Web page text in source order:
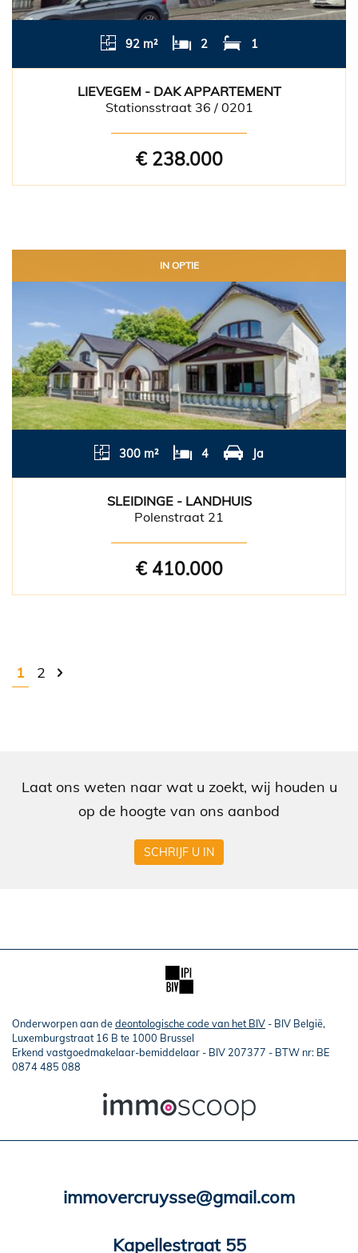
92 m² 2 1
LIEVEGEM - DAK APPARTEMENT
Stationsstraat 36 / 0201
€ 238.000
IN OPTIE
300 m² 4 Ja
SLEIDINGE - LANDHUIS
Polenstraat 21
€ 410.000
1 2
Laat ons weten naar wat u zoekt, wij houden u
op de hoogte van ons aanbod
SCHRIJF U IN
Onderworpen aan dedeontologische code van het BIV - BIV België,
Luxemburgstraat 16 B te 1000 Brussel
Erkend vastgoedmakelaar-bemiddelaar - BIV 207377 - BTW nr: BE
0874 485 088
immovercruysse@gmail.com
Kapellestraat 55